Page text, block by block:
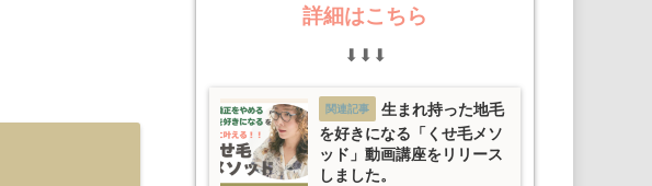
詳細はこちら
⬇︎⬇︎⬇︎
生まれ持った地毛
を好きになる「くせ毛メソ
ッド」動画講座をリリース
しました。